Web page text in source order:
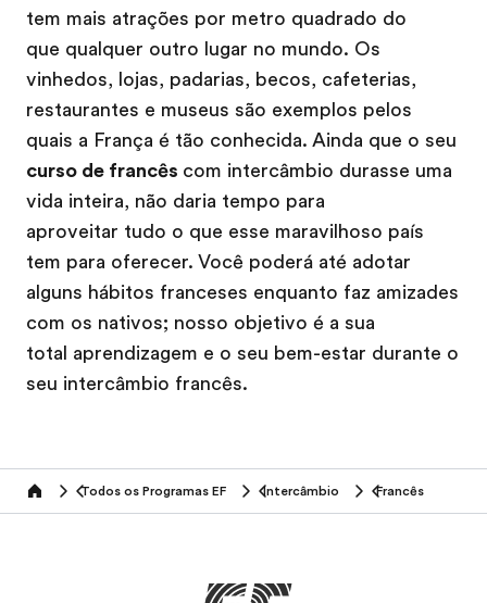
tem mais atrações por metro quadrado do
que qualquer outro lugar no mundo. Os
vinhedos, lojas, padarias, becos, cafeterias,
restaurantes e museus são exemplos pelos
quais a França é tão conhecida. Ainda que o seu
curso de francês com intercâmbio durasse uma
vida inteira, não daria tempo para
aproveitar tudo o que esse maravilhoso país
tem para oferecer. Você poderá até adotar
alguns hábitos franceses enquanto faz amizades
com os nativos; nosso objetivo é a sua
total aprendizagem e o seu bem-estar durante o
seu intercâmbio francês.
home Todos os Programas EF Intercâmbio Francês